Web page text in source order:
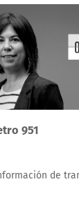
951
de